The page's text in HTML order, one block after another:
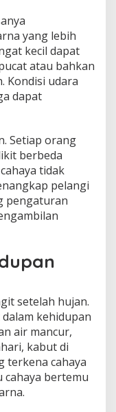
yang lebih
kecil dapat
atau bahkan
Kondisi udara
dapat
Setiap orang
berbeda
tidak
pelangi
pengaturan
setelah hujan.
kehidupan
air mancur,
kabut di
terkena cahaya
cahaya bertemu